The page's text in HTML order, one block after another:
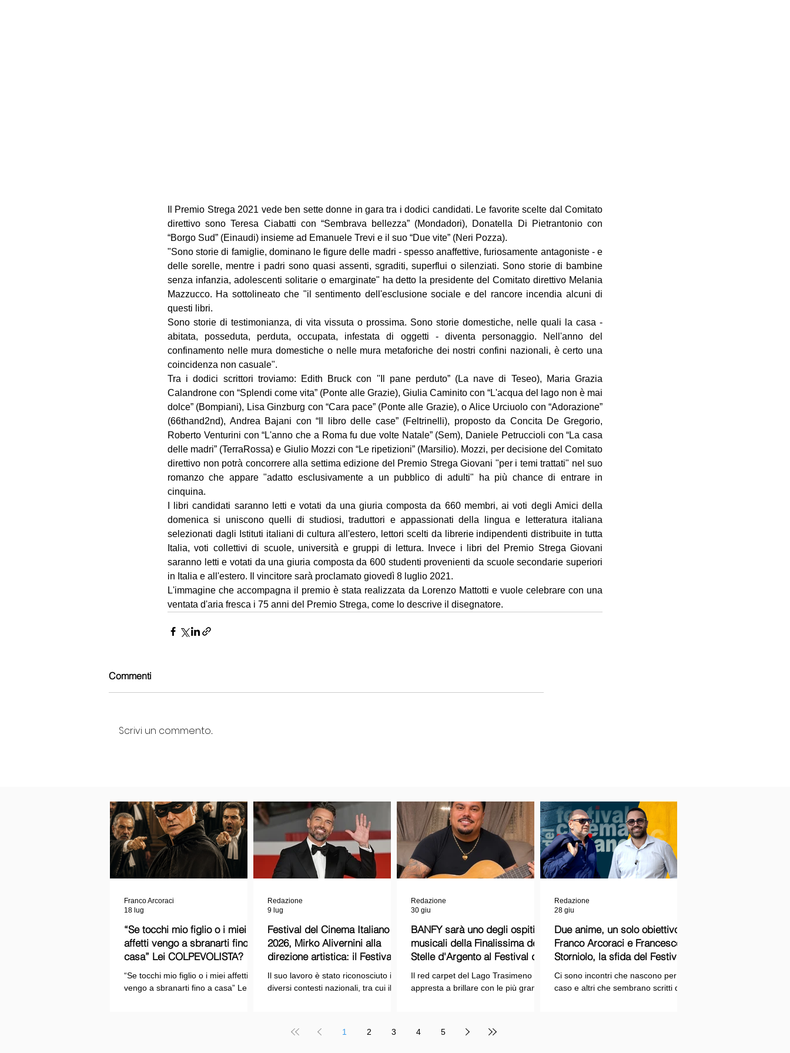
Il Premio Strega 2021 vede ben sette donne in gara tra i dodici candidati. Le favorite scelte dal Comitato
direttivo sono Teresa Ciabatti con “Sembrava bellezza” (Mondadori), Donatella Di Pietrantonio con
“Borgo Sud” (Einaudi) insieme ad Emanuele Trevi e il suo “Due vite” (Neri Pozza).
"Sono storie di famiglie, dominano le figure delle madri - spesso anaffettive, furiosamente antagoniste - e
delle sorelle, mentre i padri sono quasi assenti, sgraditi, superflui o silenziati. Sono storie di bambine
senza infanzia, adolescenti solitarie o emarginate" ha detto la presidente del Comitato direttivo Melania
Mazzucco. Ha sottolineato che "il sentimento dell'esclusione sociale e del rancore incendia alcuni di
questi libri.
Sono storie di testimonianza, di vita vissuta o prossima. Sono storie domestiche, nelle quali la casa -
abitata, posseduta, perduta, occupata, infestata di oggetti - diventa personaggio. Nell'anno del
confinamento nelle mura domestiche o nelle mura metaforiche dei nostri confini nazionali, è certo una
coincidenza non casuale".
Tra i dodici scrittori troviamo: Edith Bruck con ''Il pane perduto” (La nave di Teseo), Maria Grazia
Calandrone con “Splendi come vita” (Ponte alle Grazie), Giulia Caminito con “L'acqua del lago non è mai
dolce” (Bompiani), Lisa Ginzburg con “Cara pace” (Ponte alle Grazie), o Alice Urciuolo con “Adorazione”
(66thand2nd), Andrea Bajani con “Il libro delle case” (Feltrinelli), proposto da Concita De Gregorio,
Roberto Venturini con “L'anno che a Roma fu due volte Natale” (Sem), Daniele Petruccioli con “La casa
delle madri” (TerraRossa) e Giulio Mozzi con “Le ripetizioni” (Marsilio). Mozzi, per decisione del Comitato
direttivo non potrà concorrere alla settima edizione del Premio Strega Giovani "per i temi trattati" nel suo
romanzo che appare "adatto esclusivamente a un pubblico di adulti" ha più chance di entrare in
cinquina.
I libri candidati saranno letti e votati da una giuria composta da 660 membri, ai voti degli Amici della
domenica si uniscono quelli di studiosi, traduttori e appassionati della lingua e letteratura italiana
selezionati dagli Istituti italiani di cultura all'estero, lettori scelti da librerie indipendenti distribuite in tutta
Italia, voti collettivi di scuole, università e gruppi di lettura. Invece i libri del Premio Strega Giovani
saranno letti e votati da una giuria composta da 600 studenti provenienti da scuole secondarie superiori
in Italia e all'estero. Il vincitore sarà proclamato giovedì 8 luglio 2021.
L'immagine che accompagna il premio è stata realizzata da Lorenzo Mattotti e vuole celebrare con una
ventata d'aria fresca i 75 anni del Premio Strega, come lo descrive il disegnatore.
Commenti
Scrivi un commento...
“Se tocchi mio figlio o i miei
affetti vengo a sbranarti fino a
casa” Lei COLPEVOLISTA? Ma
mi faccia il piacere...
“Se tocchi mio figlio o i miei affetti
vengo a sbranarti fino a casa” Lei
Franco Arcoraci
18 lug
Festival del Cinema Italiano
2026, Mirko Alivernini alla
direzione artistica: il Festival
punta sul dialogo tra tradizione
e nuove tecnologie
Il suo lavoro è stato riconosciuto in
diversi contesti nazionali, tra cui il
Internazionale d'Arte
Redazione
9 lug
BANFY sarà uno degli ospiti
musicali della Finalissima delle
Stelle d'Argento al Festival del
Cinema Italiano 2026!
Il red carpet del Lago Trasimeno si
appresta a brillare con le più grandi
Cinema Italiano 2026 – guidata dal
Redazione
30 giu
Due anime, un solo obiettivo:
Franco Arcoraci e Francesco
Storniolo, la sfida del Festival
del Cinema Italiano sul Lago
Trasimeno
Ci sono incontri che nascono per
caso e altri che sembrano scritti dal
Redazione
28 giu
1 2 3 4 5